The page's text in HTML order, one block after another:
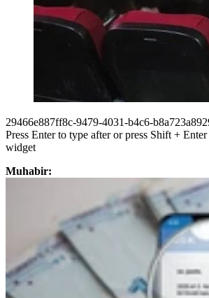
29466e887ff8c-9479-4031-b4c6-
Press Enter to type after or press Shift +
widget
Muhabir: